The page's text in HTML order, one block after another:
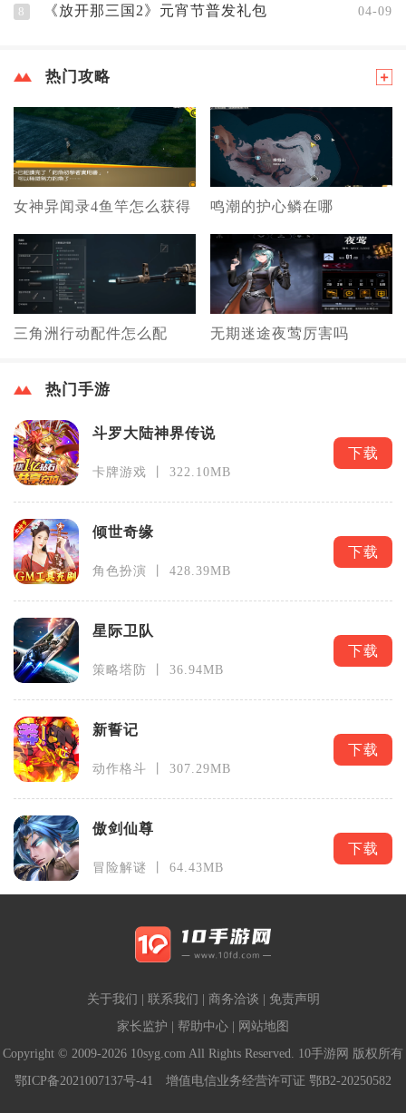
8 《放开那三国2》元宵节普发礼包 04-09
热门攻略
女神异闻录4鱼竿怎么获得 鸣潮的护心鳞在哪
三角洲行动配件怎么配 无期迷途夜莺厉害吗
热门手游
斗罗大陆神界传说
卡牌游戏 丨 322.10MB
下载
倾世奇缘
角色扮演 丨 428.39MB
下载
星际卫队
策略塔防 丨 36.94MB
下载
新誓记
动作格斗 丨 307.29MB
下载
傲剑仙尊
冒险解谜 丨 64.43MB
下载
关于我们 联系我们 商务洽谈
免责声明
家长监护
帮助中心
网站地图
Copyright © 2009-2026 10syg.com All Rights Reserved. 10手游网 版权所有
鄂ICP备2021007137号-41 增值电信业务经营许可证 鄂B2-20250582